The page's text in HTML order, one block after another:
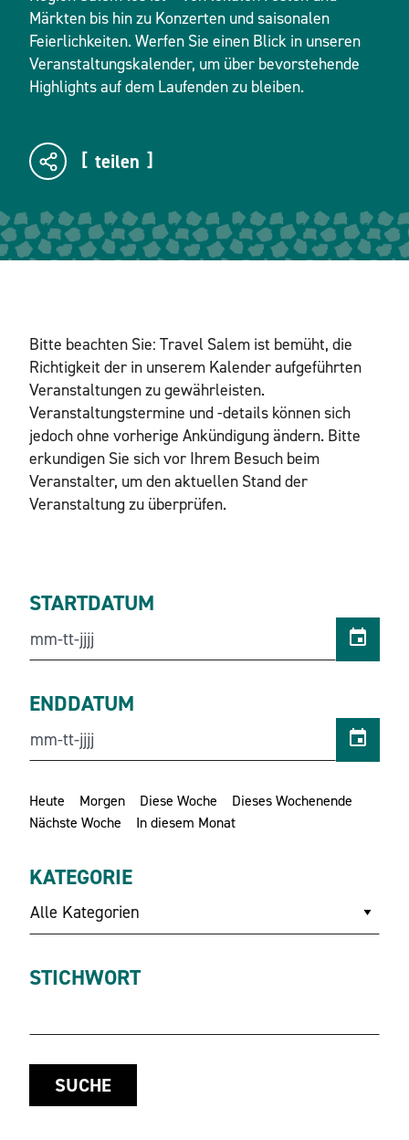
Märkten bis hin zu Konzerten und saisonalen
Feierlichkeiten. Werfen Sie einen Blick in unseren
Veranstaltungskalender, um über bevorstehende
Highlights auf dem Laufenden zu bleiben.
teilen
Bitte beachten Sie: Travel Salem ist bemüht, die
Richtigkeit der in unserem Kalender aufgeführten
Veranstaltungen zu gewährleisten.
Veranstaltungstermine und -details können sich
jedoch ohne vorherige Ankündigung ändern. Bitte
erkundigen Sie sich vor Ihrem Besuch beim
Veranstalter, um den aktuellen Stand der
Veranstaltung zu überprüfen.
Heute Morgen Diese Woche
Dieses Wochenende
Nächste Woche
In diesem Monat
STARTDATUM
ENDDATUM
KATEGORIE
Alle Kategorien
STICHWORT
SUCHE